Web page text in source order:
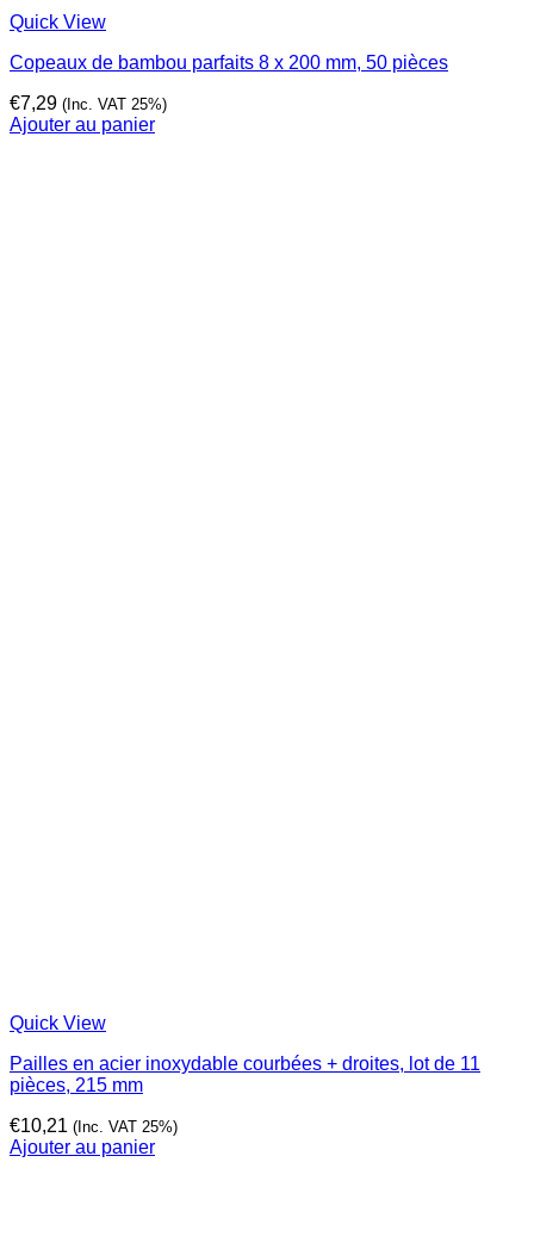
Quick View
Copeaux de bambou parfaits 8 x 200 mm, 50 pièces
€7,29 (Inc. VAT 25%)
Ajouter au panier
Quick View
Pailles en acier inoxydable courbées + droites, lot de 11
pièces, 215 mm
€10,21 (Inc. VAT 25%)
Ajouter au panier